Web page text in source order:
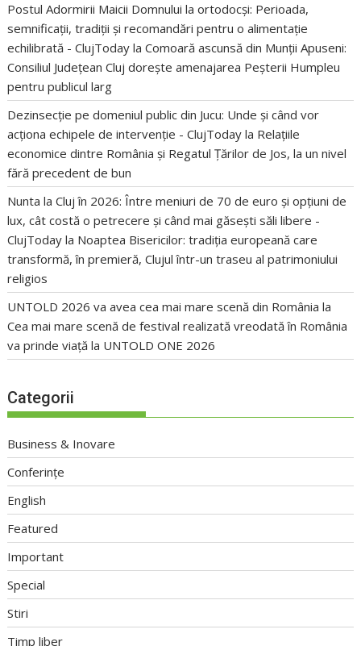
Postul Adormirii Maicii Domnului la ortodocși: Perioada,
semnificații, tradiții și recomandări pentru o alimentație
echilibrată - ClujToday laComoară ascunsă din Munții Apuseni:
Consiliul Județean Cluj dorește amenajarea Peșterii Humpleu
pentru publicul larg
Dezinsecție pe domeniul public din Jucu: Unde și când vor
acționa echipele de intervenție - ClujToday la Relațiile
economice dintre România și Regatul Țărilor de Jos, la un nivel
fără precedent de bun
Nunta la Cluj în 2026: Între meniuri de 70 de euro și opțiuni de
lux, cât costă o petrecere și când mai găsești săli libere -
ClujToday la Noaptea Bisericilor: tradiția europeană care
transformă, în premieră, Clujul într-un traseu al patrimoniului
religios
UNTOLD 2026 va avea cea mai mare scenă din România la
Cea mai mare scenă de festival realizată vreodată în România
va prinde viață la UNTOLD ONE 2026
Categorii
Business & Inovare
Conferințe
English
Featured
Important
Special
Stiri
Timp liber